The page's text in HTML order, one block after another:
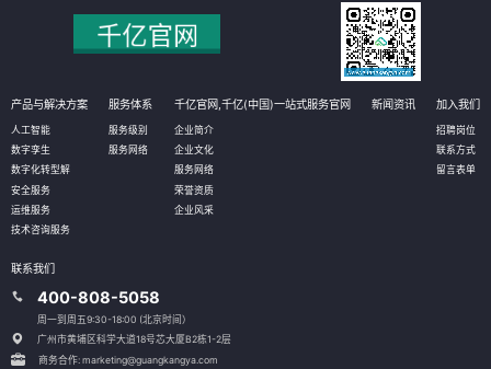
产品与解决方案
人工智能
数字孪生
数字化转型解
安全服务
运维服务
技术咨询服务
服务体系
服务级别
服务网络
千亿官网,千亿(中国)一站式服务官网
企业简介
企业文化
服务网络
荣誉资质
企业风采
新闻资讯 加入我们
招聘岗位
联系方式
留言表单
联系我们
400-808-5058
周一到周五9:30-18:00 (北京时间）
广州市黄埔区科学大道18号芯大厦B2栋1-2层
商务合作: marketing@guangkangya.com